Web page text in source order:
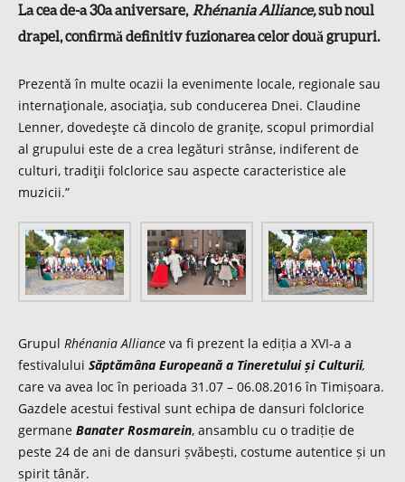
La cea de-a 30a aniversare, Rhénania Alliance,sub noul
drapel, confirmă definitiv fuzionarea celor două grupuri.
Prezentă în multe ocazii la evenimente locale, regionale sau
internaţionale, asociaţia, sub conducerea Dnei. Claudine
Lenner, dovedeşte că dincolo de graniţe, scopul primordial
al grupului este de a crea legături strânse, indiferent de
culturi, tradiţii folclorice sau aspecte caracteristice ale
muzicii.”
Grupul Rhénania Alliance va fi prezent la ediția a XVI-a a
festivalului Săptămâna Europeană a Tineretului și Culturii,
care va avea loc în perioada 31.07 – 06.08.2016 în Timișoara.
Gazdele acestui festival sunt echipa de dansuri folclorice
germane Banater Rosmarein, ansamblu cu o tradiție de
peste 24 de ani de dansuri șvăbești, costume autentice și un
spirit tânăr.